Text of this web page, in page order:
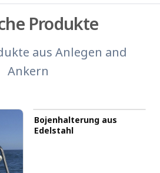
Produkte
aus Anlegen and
Ankern